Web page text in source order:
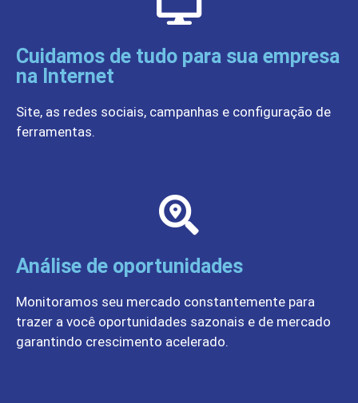
Cuidamos de tudo para sua empresa
na Internet
Site, as redes sociais, campanhas e configuração de
ferramentas.
Análise de oportunidades
Monitoramos seu mercado constantemente para
trazer a você oportunidades sazonais e de mercado
garantindo crescimento acelerado.